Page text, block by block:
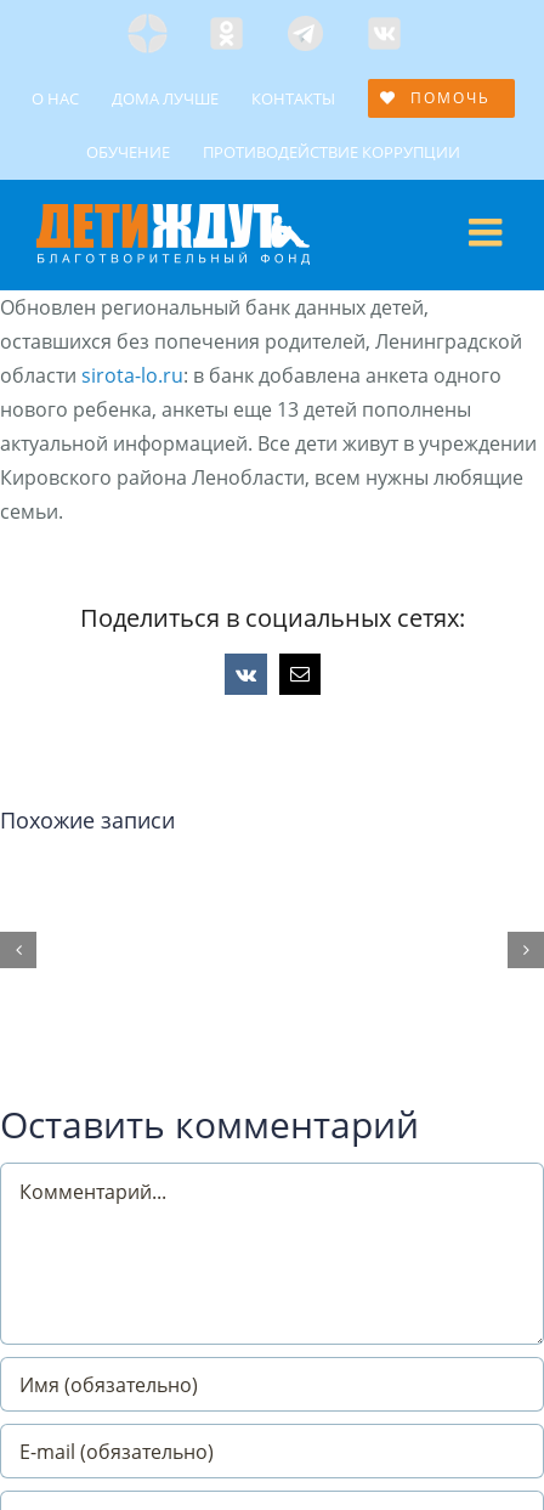
ЯндексОдноклассники
Telegramm
Custom
О НАС ДОМА ЛУЧШЕ КОНТАКТЫ ПОМОЧЬ
ОБУЧЕНИЕ ПРОТИВОДЕЙСТВИЕ КОРРУПЦИИ
Обновлен региональный банк данных детей,
оставшихся без попечения родителей, Ленинградской
области sirota-lo.ru: в банк добавлена анкета одного
нового ребенка, анкеты еще 13 детей пополнены
актуальной информацией. Все дети живут в учреждении
Кировского района Ленобласти, всем нужны любящие
семьи.
Поделиться в социальных сетях:
Vk Email
Похожие записи
Оставить комментарий
Comment